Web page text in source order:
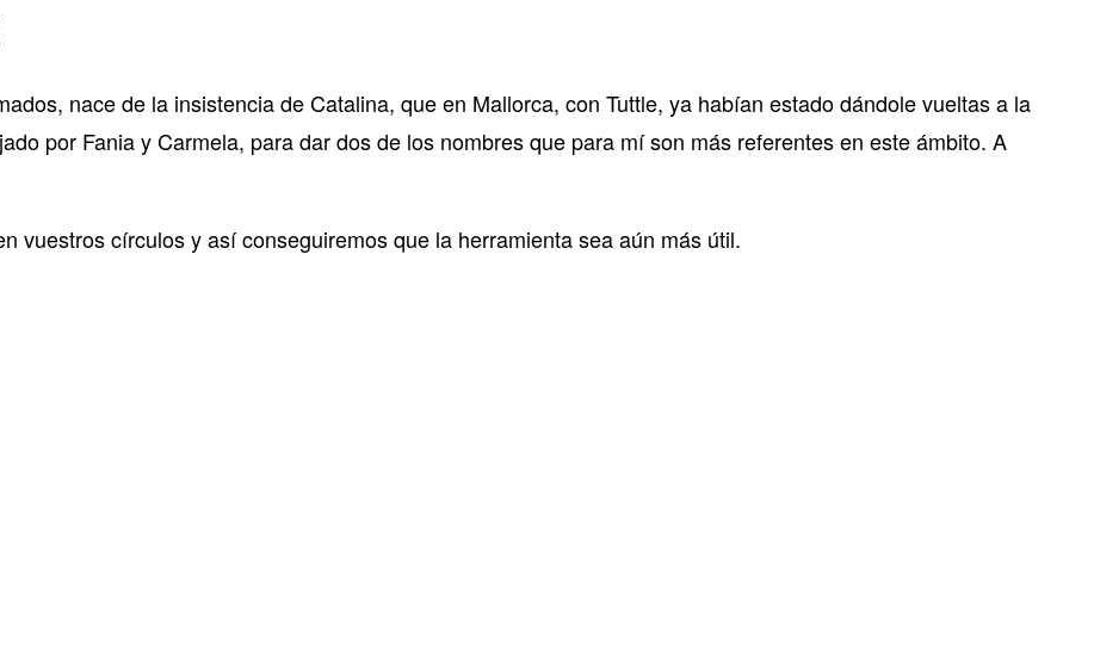
nace de la insistencia de Catalina, que en Mallorca, con Tuttle, ya habían estado dándole vueltas a la
por Fania y Carmela, para dar dos de los nombres que para mí son más referentes en este ámbito. A
vuestros círculos y así conseguiremos que la herramienta sea aún más útil.